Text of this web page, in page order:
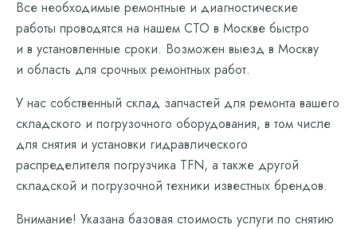
Все необходимые ремонтные и диагностические
работы проводятся на нашем СТО в Москве быстро
и в установленные сроки. Возможен выезд в Москву
и область для срочных ремонтных работ.
У нас собственный склад запчастей для ремонта вашего
складского и погрузочного оборудования, в том числе
для снятия и установки гидравлического
распределителя погрузчика TFN, а также другой
складской и погрузочной техники известных брендов.
Внимание! Указана базовая стоимость услуги по снятию